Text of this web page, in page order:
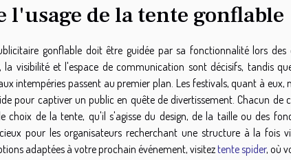
l'usage de la tente gonflable
gonflable doit être guidée par sa fonctionnalité lors des
la visibilité et l'espace de communication sont décisifs, tandis
intempéries passent au premier plan. Les festivals, quant à eux,
pour captiver un public en quête de divertissement. Chacun de
choix de la tente, qu'il s'agisse du design, de la taille ou des
pour les organisateurs recherchant une structure à la fois
adaptées à votre prochain événement, visiteztente spider, où